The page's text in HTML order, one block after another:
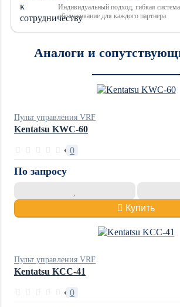
Индивидуальный подход, гибкая
обслуживание для каждого партнера.
Аналоги и
Пульт управления VRF
Kentatsu KWC-60
0
По запросу
Купить
Пульт управления VRF
Kentatsu KCC-41
0